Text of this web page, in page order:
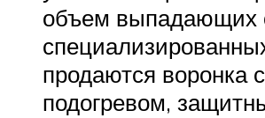
объем выпадающих
продаются воронка с
подогревом,